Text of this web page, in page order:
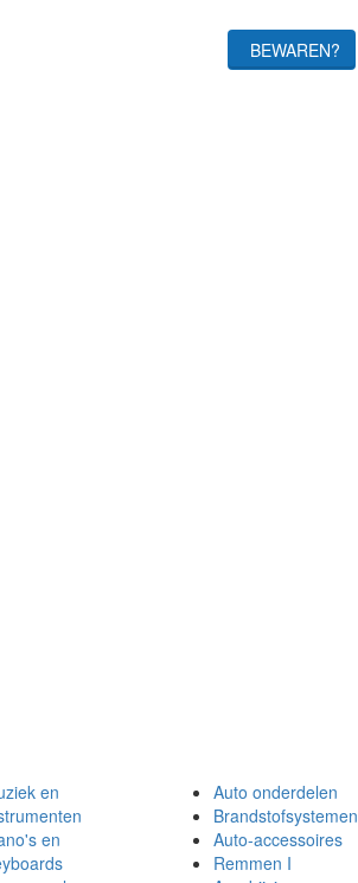
BEWAREN?
en
en
Auto onderdelen
Brandstofsystemen
Auto-accessoires
Remmen I